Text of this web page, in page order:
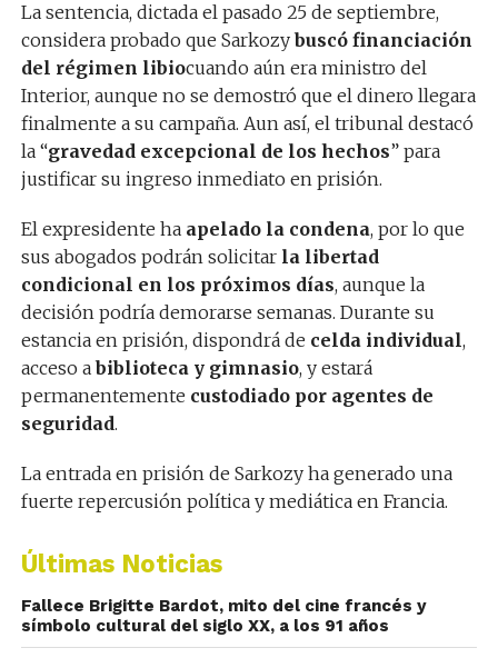
La sentencia, dictada el pasado 25 de septiembre,
considera probado que Sarkozybuscó financiación
del régimen libiocuando aún era ministro del
Interior, aunque no se demostró que el dinero llegara
finalmente a su campaña. Aun así, el tribunal destacó
la “gravedad excepcional de los hechos” para
justificar su ingreso inmediato en prisión.
El expresidente ha apelado la condena, por lo que
sus abogados podrán solicitar la libertad
condicional en los próximos días, aunque la
decisión podría demorarse semanas. Durante su
estancia en prisión, dispondrá de celda individual,
acceso abiblioteca y gimnasio, y estará
permanentemente custodiado por agentes de
seguridad.
La entrada en prisión de Sarkozy ha generado una
fuerte repercusión política y mediática en Francia.
Últimas Noticias
Fallece Brigitte Bardot, mito del cine francés y
símbolo cultural del siglo XX, a los 91 años